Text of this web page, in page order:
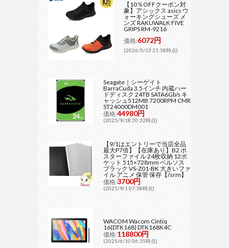
【10％OFFクーポン対
象】アシックス asics ウ
ォーキングシューズ メ
ンズ RAKUWALK FIVE
GRIPS RM-9216
価格:6072円
(2026/5/13 21:58時点)
Seagate｜シーゲイト
BarraCuda 3.5インチ 内蔵ハー
ドディスク 24TB SATA6Gb/s キ
ャッシュ512MB 7200RPM CMR
ST24000DM001
価格:44980円
(2025/9/18 20:32時点)
【9/1はエントリーで当店全品
最大P7倍】【在庫あり】B2 ポ
スターファイル 24枚収納 12ポ
ケット 515×728mm ベルソス
ブラック VS-Z01-BK 大きいファ
イル アニメ 保管 保存【/srm】
価格:3700円
(2025/9/1 07:38時点)
WACOM Wacom Cintiq
16(DTK168) DTK168K4C
価格:118800円
(2025/6/10 06:35時点)